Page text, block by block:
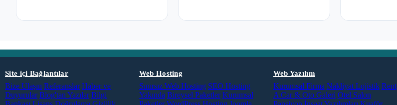
Site içi Bağlantılar
Bize Ulaşın Referanslar Haber ve
Duyurular Blog'tan Yazılar Bilgi
Web Hosting
Sınırsız Web Hosting SEO Hosting
Yakında Bireysel Paketler Kurumsal
Web Yazılım
Kurumsal Firma Nakliyat Lojistik Rent
A Car & Oto Galeri Otel Salon